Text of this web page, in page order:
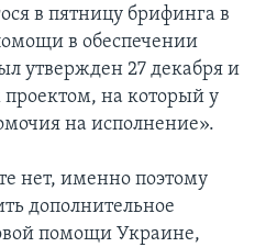
в пятницу брифинга в
в обеспечении
утвержден 27 декабря и
проектом, на который у
на исполнение».
нет, именно поэтому
дополнительное
помощи Украине,